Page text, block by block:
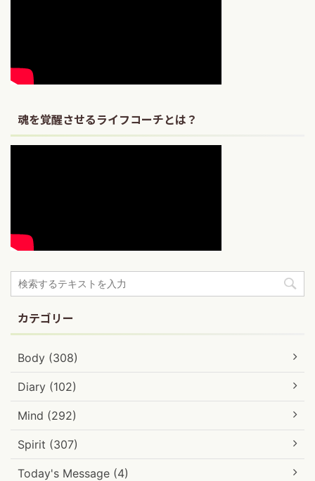
魂を覚醒させるライフコーチとは？
カテゴリー
Body (308)
Diary (102)
Mind (292)
Spirit (307)
Today's Message (4)